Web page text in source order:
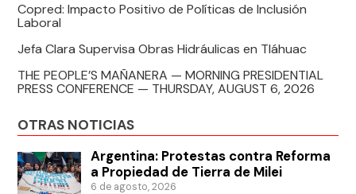
Copred: Impacto Positivo de Políticas de Inclusión
Laboral
Jefa Clara Supervisa Obras Hidráulicas en Tláhuac
THE PEOPLE’S MAÑANERA — MORNING PRESIDENTIAL
PRESS CONFERENCE — THURSDAY, AUGUST 6, 2026
OTRAS NOTICIAS
Argentina: Protestas contra Reforma
a Propiedad de Tierra de Milei
6 de agosto, 2026